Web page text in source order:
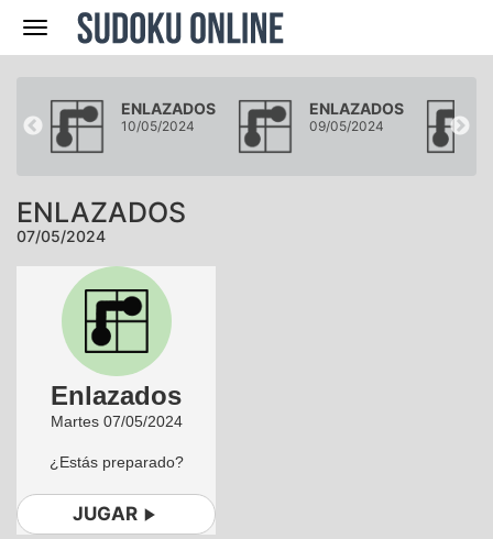
Navegación
ENLAZADOS
10/05/2024
ENLAZADOS
09/05/2024
ENLAZADOS
07/05/2024
Enlazados
Martes 07/05/2024
¿Estás preparado?
JUGAR